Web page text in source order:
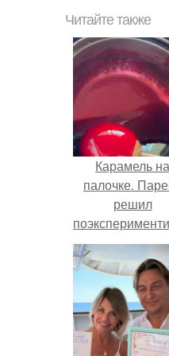
Читайте также
Карамель на
палочке.
решил
и обмакнул
луковицу на
палочке в
карамель,
что
десерт